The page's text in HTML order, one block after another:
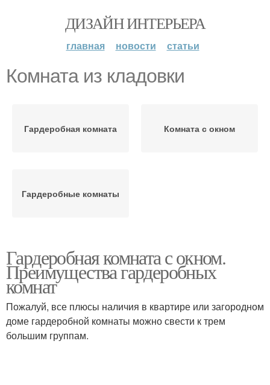
ДИЗАЙН ИНТЕРЬЕРА
главная новости статьи
Комната из кладовки
Гардеробная комната Комната с окном
Гардеробные комнаты
Гардеробная комната с окном.
Преимущества гардеробных
комнат
Пожалуй, все плюсы наличия в квартире или загородном
доме гардеробной комнаты можно свести к трем
большим группам.